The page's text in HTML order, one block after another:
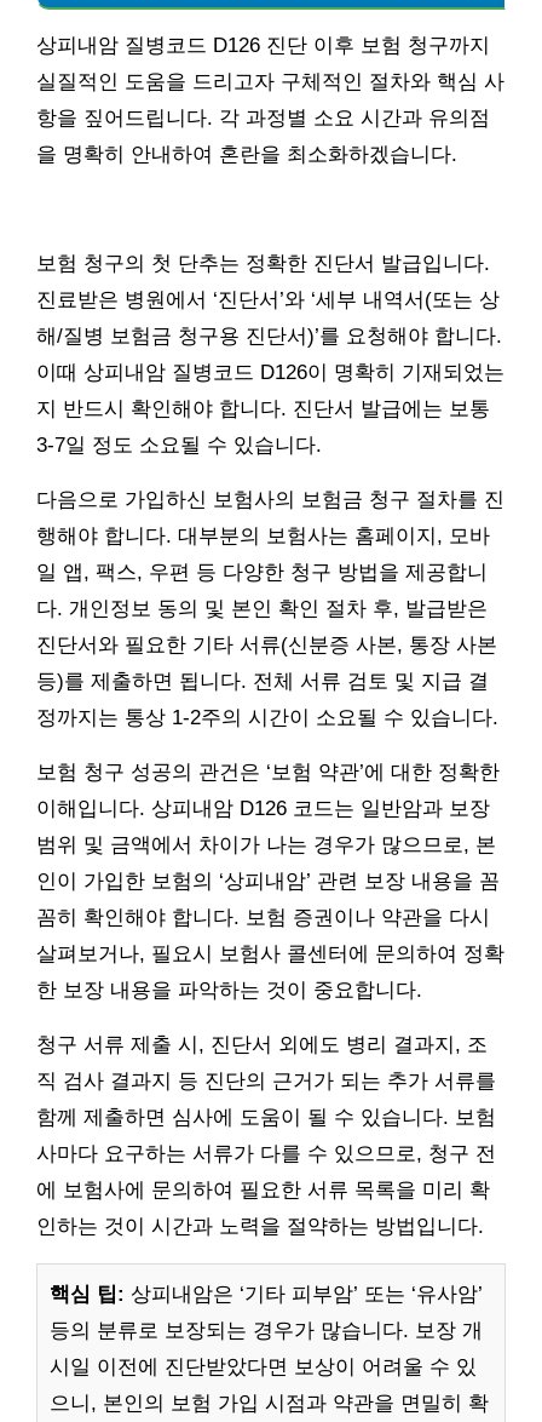
상피내암 질병코드 D126 진단 이후 보험 청구까지
실질적인 도움을 드리고자 구체적인 절차와 핵심 사
항을 짚어드립니다. 각 과정별 소요 시간과 유의점
을 명확히 안내하여 혼란을 최소화하겠습니다.
보험 청구의 첫 단추는 정확한 진단서 발급입니다.
진료받은 병원에서 ‘진단서’와 ‘세부 내역서(또는 상
해/질병 보험금 청구용 진단서)’를 요청해야 합니다.
이때 상피내암 질병코드 D126이 명확히 기재되었는
지 반드시 확인해야 합니다. 진단서 발급에는 보통
3-7일 정도 소요될 수 있습니다.
다음으로 가입하신 보험사의 보험금 청구 절차를 진
행해야 합니다. 대부분의 보험사는 홈페이지, 모바
일 앱, 팩스, 우편 등 다양한 청구 방법을 제공합니
다. 개인정보 동의 및 본인 확인 절차 후, 발급받은
진단서와 필요한 기타 서류(신분증 사본, 통장 사본
등)를 제출하면 됩니다. 전체 서류 검토 및 지급 결
정까지는 통상 1-2주의 시간이 소요될 수 있습니다.
보험 청구 성공의 관건은 ‘보험 약관’에 대한 정확한
이해입니다. 상피내암 D126 코드는 일반암과 보장
범위 및 금액에서 차이가 나는 경우가 많으므로, 본
인이 가입한 보험의 ‘상피내암’ 관련 보장 내용을 꼼
꼼히 확인해야 합니다. 보험 증권이나 약관을 다시
살펴보거나, 필요시 보험사 콜센터에 문의하여 정확
한 보장 내용을 파악하는 것이 중요합니다.
청구 서류 제출 시, 진단서 외에도 병리 결과지, 조
직 검사 결과지 등 진단의 근거가 되는 추가 서류를
함께 제출하면 심사에 도움이 될 수 있습니다. 보험
사마다 요구하는 서류가 다를 수 있으므로, 청구 전
에 보험사에 문의하여 필요한 서류 목록을 미리 확
인하는 것이 시간과 노력을 절약하는 방법입니다.
핵심 팁: 상피내암은 ‘기타 피부암’ 또는 ‘유사암’
등의 분류로 보장되는 경우가 많습니다. 보장 개
시일 이전에 진단받았다면 보상이 어려울 수 있
으니, 본인의 보험 가입 시점과 약관을 면밀히 확